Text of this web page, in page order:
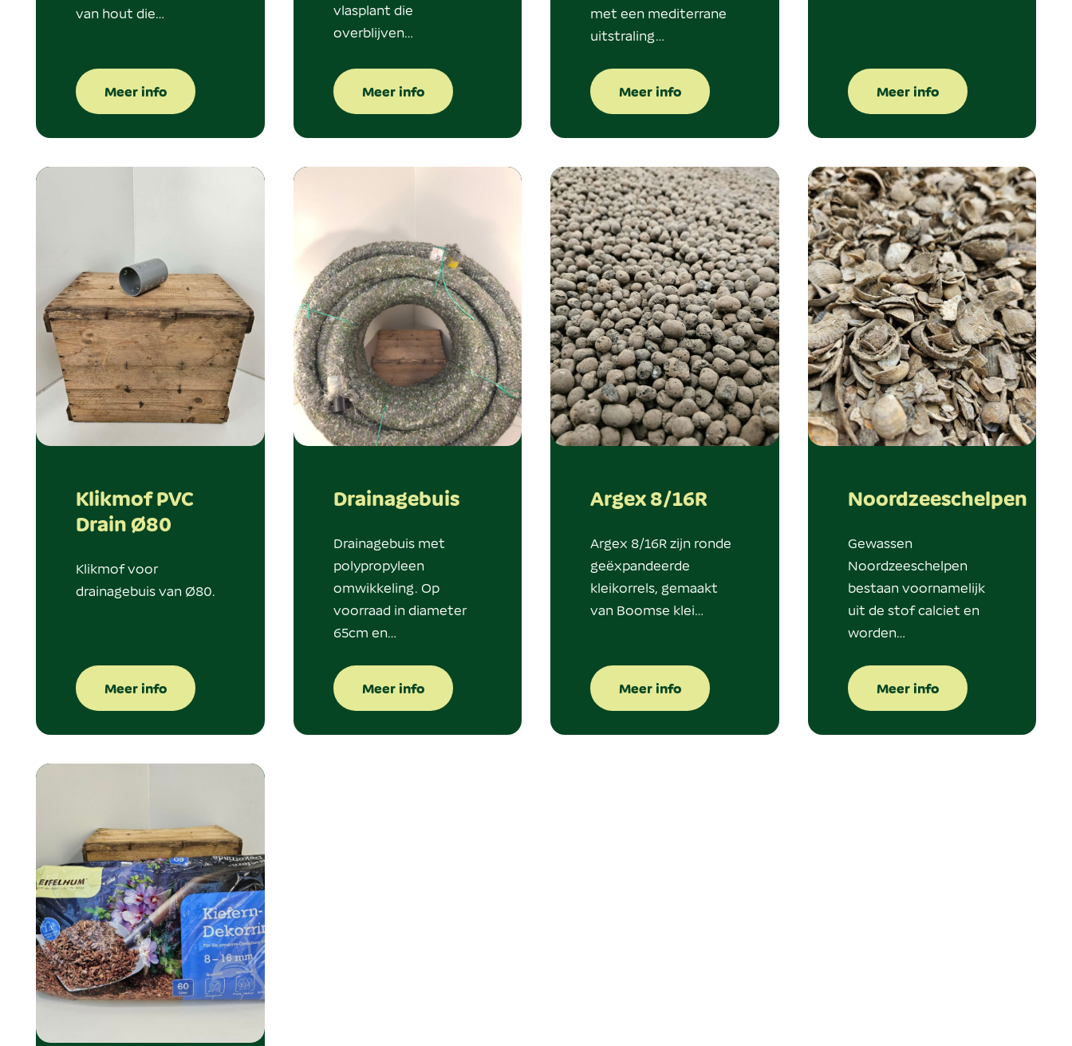
van hout die…
Meer info
vlasplant die
overblijven…
Meer info
met een mediterrane
uitstraling…
Meer info Meer info
Klikmof PVC
Drain Ø80
Klikmof voor
drainagebuis van Ø80.
Meer info
Drainagebuis
Drainagebuis met
polypropyleen
omwikkeling. Op
voorraad in diameter
65cm en…
Meer info
Argex 8/16R
Argex 8/16R zijn ronde
geëxpandeerde
kleikorrels, gemaakt
van Boomse klei…
Meer info
Noordzeeschelpen
Gewassen
Noordzeeschelpen
bestaan voornamelijk
uit de stof calciet en
worden…
Meer info